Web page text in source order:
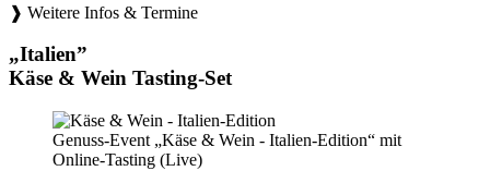
❱ Weitere Infos & Termine
„Italien”
Käse & Wein Tasting-Set
Genuss-Event „Käse & Wein - Italien-Edition“ mit
Online-Tasting (Live)